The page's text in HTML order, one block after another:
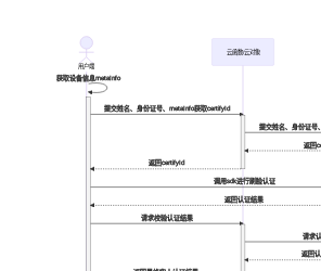
用户端
云函数/云对象
获取设备信息metaInfo
提交姓名、身份证号、metaInfo获取certifyId
提交姓名、身份证号
返回
返回certifyId
调用sdk进行刷脸认证
返回认证结果
请求校验认证结果
请求
返回